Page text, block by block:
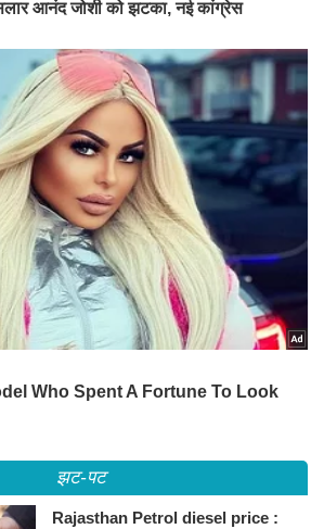
झट-पट
Rajasthan Petrol diesel price :